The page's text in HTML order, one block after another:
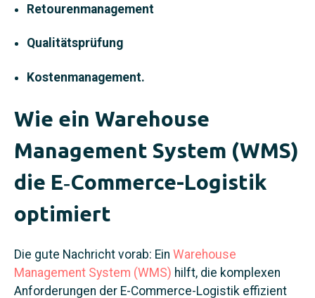
Retourenmanagement
Qualitätsprüfung
Kostenmanagement.
Wie ein Warehouse
Management System (WMS)
die E‑Commerce-Logistik
optimiert
Die gute Nachricht vorab: Ein Warehouse
Management System (WMS) hilft, die komplexen
Anforderungen der E‑Commerce-Logistik effizient